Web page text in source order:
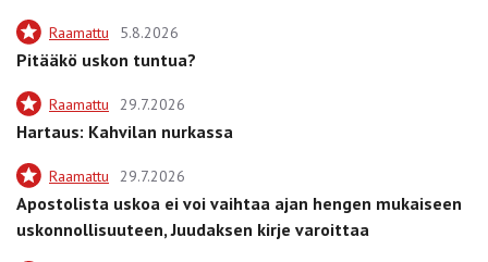
Raamattu 5.8.2026
Pitääkö uskon tuntua?
Raamattu 29.7.2026
Hartaus: Kahvilan nurkassa
Raamattu 29.7.2026
Apostolista uskoa ei voi vaihtaa ajan hengen mukaiseen
uskonnollisuuteen, Juudaksen kirje varoittaa